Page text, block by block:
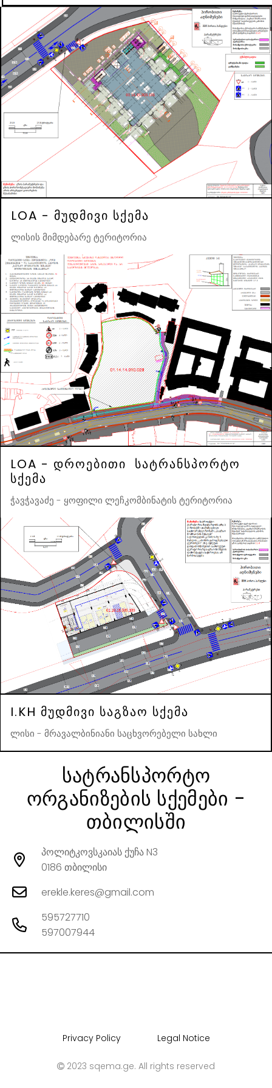
LOA - მუდმივი სქემა
ლისის მიმდებარე ტერიტორია
LOA - დროებითი სატრანსპორტო
სქემა
ჭავჭავაძე - ყოფილი ლეჩკომბინატის ტერიტორია
I.KH მუდმივი საგზაო სქემა
ლისი - მრავალბინიანი საცხვორებელი სახლი
სატრანსპორტო
ორგანიზების სქემები -
თბილისში
პოლიტკოვსკაიას ქუჩა N3
0186 თბილისი
erekle.keres@gmail.com
595727710
597007944
Privacy Policy Legal Notice
2023 sqema.ge. All rights reserved